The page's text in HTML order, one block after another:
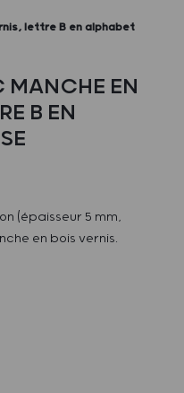
lettre B en alphabet
MANCHE EN
B EN
(épaisseur 5 mm,
en bois vernis.